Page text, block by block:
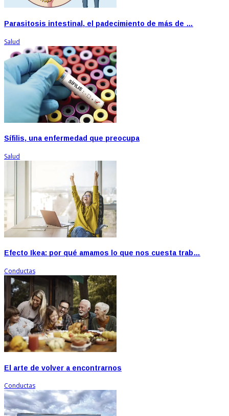
Parasitosis intestinal, el padecimiento de más de …
Salud
Sífilis, una enfermedad que preocupa
Salud
Efecto Ikea: por qué amamos lo que nos cuesta trab…
Conductas
El arte de volver a encontrarnos
Conductas